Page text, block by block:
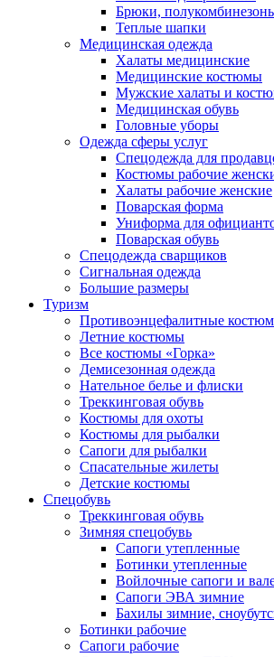
Брюки,
Теплые шапки
Медицинская одежда
Халаты медицинские
Медицинские костюмы
Мужские халаты и
Медицинская обувь
Головные уборы
Одежда сферы услуг
Спецодежда для
Костюмы рабочие
Халаты рабочие женские
Поварская форма
Униформа для
Поварская обувь
Спецодежда сварщиков
Сигнальная одежда
Большие размеры
Туризм
Противоэнцефалитные
Летние костюмы
Все костюмы «Горка»
Демисезонная одежда
Нательное белье и флиски
Треккинговая обувь
Костюмы для охоты
Костюмы для рыбалки
Сапоги для рыбалки
Спасательные жилеты
Детские костюмы
Спецобувь
Треккинговая обувь
Зимняя спецобувь
Сапоги утепленные
Ботинки утепленные
Войлочные сапоги и
Сапоги ЭВА зимние
Бахилы зимние,
Ботинки рабочие
Сапоги рабочие